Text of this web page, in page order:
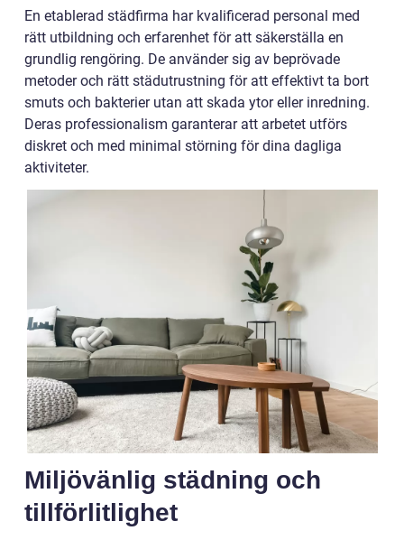
En etablerad städfirma har kvalificerad personal med
rätt utbildning och erfarenhet för att säkerställa en
grundlig rengöring. De använder sig av beprövade
metoder och rätt städutrustning för att effektivt ta bort
smuts och bakterier utan att skada ytor eller inredning.
Deras professionalism garanterar att arbetet utförs
diskret och med minimal störning för dina dagliga
aktiviteter.
Miljövänlig städning och
tillförlitlighet